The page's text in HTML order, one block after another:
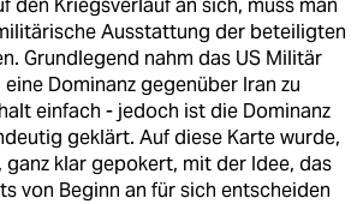
den Kriegsverlauf an sich, muss man
Ausstattung der beteiligten
Grundlegend nahm das US Militär
Dominanz gegenüber Iran zu
einfach - jedoch ist die Dominanz
geklärt. Auf diese Karte wurde,
ganz klar gepokert, mit der Idee, das
von Beginn an für sich entscheiden